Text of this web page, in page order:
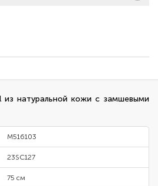
из натуральной кожи с замшевыми
M516103
23SC127
75 см